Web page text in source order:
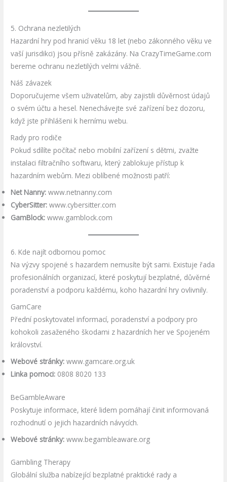
5. Ochrana nezletilých
Hazardní hry pod hranicí věku 18 let (nebo zákonného věku ve
vaší jurisdikci) jsou přísně zakázány. Na CrazyTimeGame.com
bereme ochranu nezletilých velmi vážně.
Náš závazek
Doporučujeme všem uživatelům, aby zajistili důvěrnost údajů
o svém účtu a hesel. Nenechávejte své zařízení bez dozoru,
když jste přihlášeni k hernímu webu.
Rady pro rodiče
Pokud sdílíte počítač nebo mobilní zařízení s dětmi, zvažte
instalaci filtračního softwaru, který zablokuje přístup k
hazardním webům. Mezi oblíbené možnosti patří:
Net Nanny: www.netnanny.com
CyberSitter: www.cybersitter.com
GamBlock: www.gamblock.com
6. Kde najít odbornou pomoc
Na výzvy spojené s hazardem nemusíte být sami. Existuje řada
profesionálních organizací, které poskytují bezplatné, důvěrné
poradenství a podporu každému, koho hazardní hry ovlivnily.
GamCare
Přední poskytovatel informací, poradenství a podpory pro
kohokoli zasaženého škodami z hazardních her ve Spojeném
království.
Webové stránky: www.gamcare.org.uk
Linka pomoci: 0808 8020 133
BeGambleAware
Poskytuje informace, které lidem pomáhají činit informovaná
rozhodnutí o jejich hazardních návycích.
Webové stránky: www.begambleaware.org
Gambling Therapy
Globální služba nabízející bezplatné praktické rady a